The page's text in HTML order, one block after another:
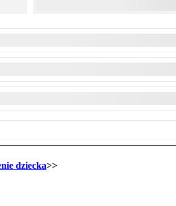
dziecka>>